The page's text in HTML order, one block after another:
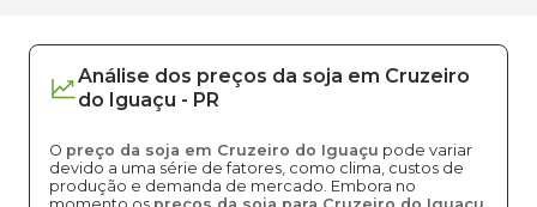
Análise dos preços da soja em Cruzeiro
do Iguaçu - PR
O preço da soja em Cruzeiro do Iguaçu pode variar
devido a uma série de fatores, como clima, custos de
produção e demanda de mercado. Embora no